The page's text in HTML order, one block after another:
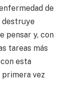
de
destruye
pensar y, con
tareas más
esta
vez